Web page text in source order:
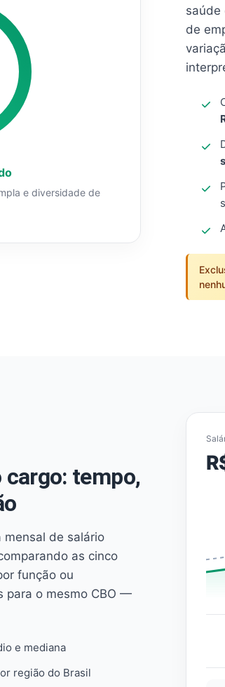
saúde
de
e diversidade de
tempo,
mensal de salário
as cinco
função ou
para o mesmo CBO —
e mediana
região do Brasil